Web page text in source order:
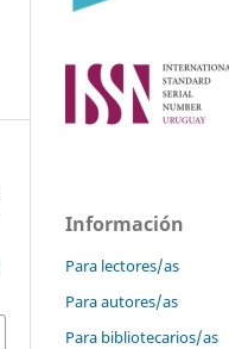
Información
Para lectores/as
Para autores/as
Para bibliotecarios/as